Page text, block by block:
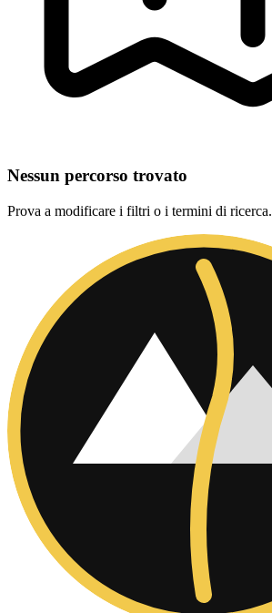
Nessun percorso trovato
Prova a modificare i filtri o i termini di ricerca.